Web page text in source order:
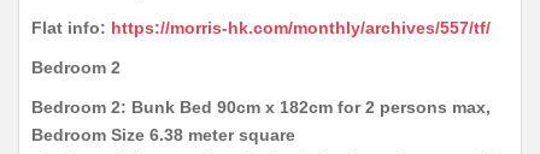
Flat info: https://morris-hk.com/monthly/archives/557/tf/
Bedroom 2
Bedroom 2: Bunk Bed 90cm x 182cm for 2 persons max,
Bedroom Size 6.38 meter square